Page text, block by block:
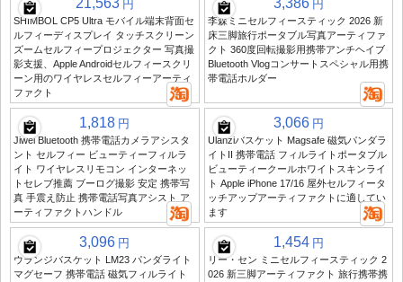
21,563 円
SHIMBOL CP5 Ultra モバイル端末背面セ
ルフィーディスプレイ タッチスクリーン
ズームセルフィープロジェクター 写真撮
影支援、Apple Androidセルフィースクリ
ーン用のワイヤレスセルフィーアーティ
ファクト
3,386 円
李森ミニセルフィースティック 2026 新
床三脚旅行ポータブル写真アーティファ
クト 360度回転撮影用携帯アンチヘイブ
Bluetooth Vlogコンサートスペシャル用携
帯電話ホルダー
1,818 円
Jiwei Bluetooth 携帯電話カメラアシスタ
ント セルフィー ビューティーフィルラ
イト ワイヤレスリモコン インターネッ
トセレブ推薦 ブーログ撮影 安定 携帯写
真 手震え防止 携帯電話写真アシスト ア
ーティファクトハンドル
3,066 円
Ulanziバスケット Magsafe 磁気パンダラ
イトII 携帯電話 フィルライトポータブル
ビューティークールホワイトスキンライ
ト Apple iPhone 17/16 屋外セルフィータ
ッチアップアーティファクトに適してい
ます
3,096 円
ウランジバスケット LM23 パンダライト
マグセーフ 携帯電話 磁気フィルライト
1,454 円
リー・セン ミニセルフィースティック 2
026 新三脚アーティファクト 旅行携帯携